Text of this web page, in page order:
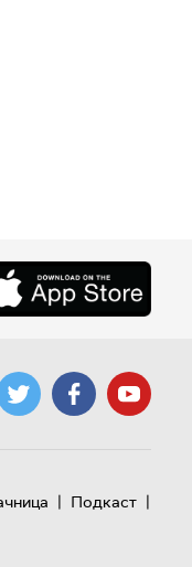
| Подкаст |